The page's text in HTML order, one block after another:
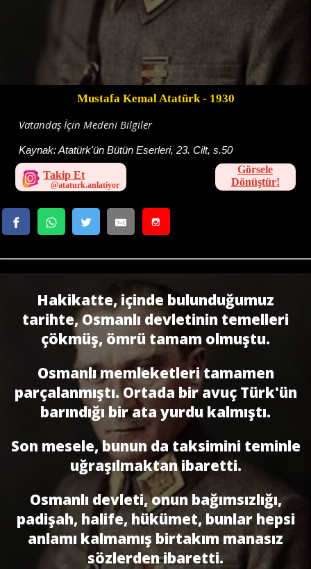
Mustafa Kemal Atatürk- 1930
Vatandaş İçin Medeni Bilgiler
Kaynak:Atatürk'ün Bütün Eserleri, 23. Cilt, s.50
Takip Et
Görsele
Dönüştür!
Hakikatte, içinde bulunduğumuz
tarihte, Osmanlı devletinin temelleri
çökmüş, ömrü tamam olmuştu.
Osmanlı memleketleri tamamen
parçalanmıştı. Ortada bir avuç Türk'ün
barındığı bir ata yurdu kalmıştı.
Son mesele, bunun da taksimini teminle
uğraşılmaktan ibaretti.
Osmanlı devleti, onun bağımsızlığı,
padişah, halife, hükümet, bunlar hepsi
anlamı kalmamış birtakım manasız
sözlerden ibaretti.